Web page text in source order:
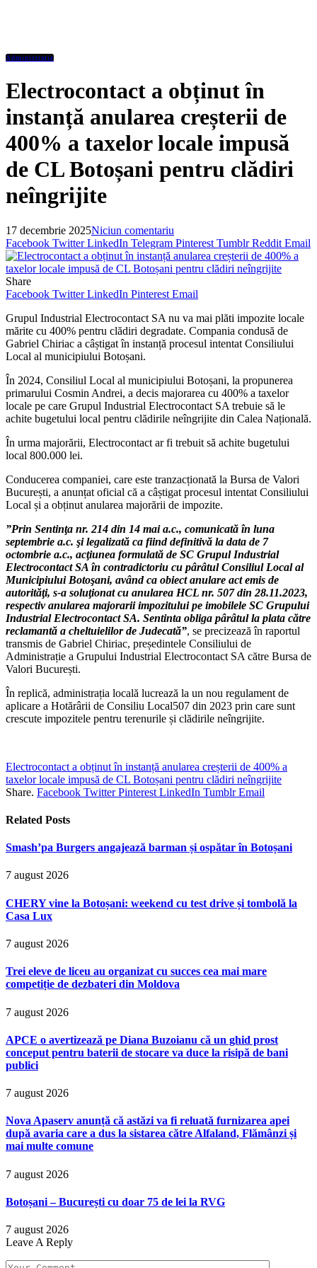
Administratie
Electrocontact a obținut în
instanță anularea creșterii de
400% a taxelor locale impusă
de CL Botoșani pentru clădiri
neîngrijite
17 decembrie 2025Niciun comentariu
Facebook Twitter LinkedIn Telegram Pinterest Tumblr Reddit Email
Share
Facebook Twitter LinkedIn Pinterest Email
Grupul Industrial Electrocontact SA nu va mai plăti impozite locale
mărite cu 400% pentru clădiri degradate. Compania condusă de
Gabriel Chiriac a câștigat în instanță procesul intentat Consiliului
Local al municipiului Botoșani.
În 2024, Consiliul Local al municipiului Botoșani, la propunerea
primarului Cosmin Andrei, a decis majorarea cu 400% a taxelor
locale pe care Grupul Industrial Electrocontact SA trebuie să le
achite bugetului local pentru clădirile neîngrijite din Calea Națională.
În urma majorării, Electrocontact ar fi trebuit să achite bugetului
local 800.000 lei.
Conducerea companiei, care este tranzacționată la Bursa de Valori
București, a anunțat oficial că a câștigat procesul intentat Consiliului
Local și a obținut anularea majorării de impozite.
”Prin Sentinţa nr. 214 din 14 mai a.c., comunicată în luna
septembrie a.c. şi legalizată ca fiind definitivă la data de 7
octombrie a.c., acţiunea formulată de SC Grupul Industrial
Electrocontact SA în contradictoriu cu pârâtul Consiliul Local al
Municipiului Botoşani, având ca obiect anulare act emis de
autorităţi, s-a soluţionat cu anularea HCL nr. 507 din 28.11.2023,
respectiv anularea majorarii impozitului pe imobilele SC Grupului
Industrial Electrocontact SA. Sentinta obliga pârâtul la plata către
reclamantă a cheltuielilor de Judecată”, se precizează în raportul
transmis de Gabriel Chiriac, președintele Consiliului de
Administrație a Grupului Industrial Electrocontact SA către Bursa de
Valori București.
În replică, administrația locală lucrează la un nou regulament de
aplicare a Hotărârii de Consiliu Local507 din 2023 prin care sunt
crescute impozitele pentru terenurile și clădirile neîngrijite.
Electrocontact a obținut în instanță anularea creșterii de 400% a
taxelor locale impusă de CL Botoșani pentru clădiri neîngrijite
Share. Facebook Twitter Pinterest LinkedIn Tumblr Email
Related Posts
Smash’pa Burgers angajează barman și ospătar în Botoșani
7 august 2026
CHERY vine la Botoșani: weekend cu test drive și tombolă la
Casa Lux
7 august 2026
Trei eleve de liceu au organizat cu succes cea mai mare
competiție de dezbateri din Moldova
7 august 2026
APCE o avertizează pe Diana Buzoianu că un ghid prost
conceput pentru baterii de stocare va duce la risipă de bani
publici
7 august 2026
Nova Apaserv anunță că astăzi va fi reluată furnizarea apei
după avaria care a dus la sistarea către Alfaland, Flămânzi și
mai multe comune
7 august 2026
Botoșani – București cu doar 75 de lei la RVG
7 august 2026
Leave A Reply